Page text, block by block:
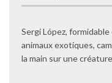
Sergi López,
animaux exotiques,
la main sur une